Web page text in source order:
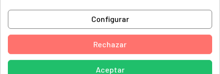
BRAUN, 0X22111006 MQ940CC
BRAUN, 0X64130700 MR740CC
BRAUN, 4189
Configurar
Rechazar
Aceptar